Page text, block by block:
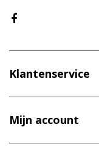
Klantenservice
Mijn account